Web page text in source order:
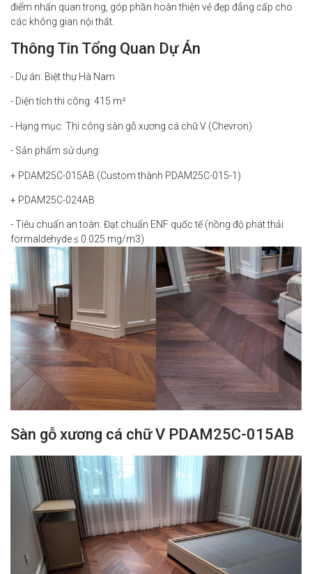
điểm nhấn quan trọng, góp phần hoàn thiện vẻ đẹp đẳng cấp cho
các không gian nội thất.
Thông Tin Tổng Quan Dự Án
- Dự án: Biệt thự Hà Nam
- Diện tích thi công: 415 m²
- Hạng mục: Thi công sàn gỗ xương cá chữ V (Chevron)
- Sản phẩm sử dụng:
+ PDAM25C-015AB (Custom thành PDAM25C-015-1)
+ PDAM25C-024AB
- Tiêu chuẩn an toàn: Đạt chuẩn ENF quốc tế (nồng độ phát thải
formaldehyde ≤ 0.025 mg/m3)
Sàn gỗ xương cá chữ V PDAM25C-015AB